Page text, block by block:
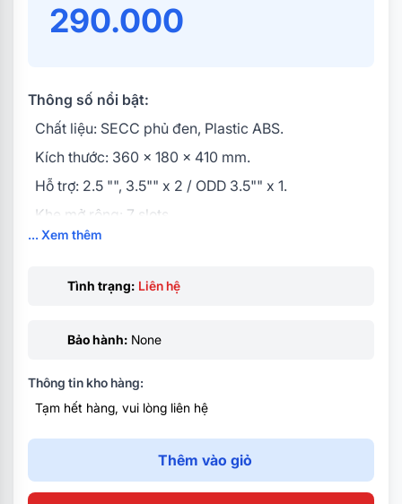
290.000
Thông số nổi bật:
Chất liệu: SECC phủ đen, Plastic ABS.
Kích thước: 360 x 180 x 410 mm.
Hỗ trợ: 2.5 "", 3.5"" x 2 / ODD 3.5"" x 1.
Khe mở rộng: 7 slots.
Hỗ trợ Mainboard: ATX, Micro-ATX, ITX.
Audio)
... Xem thêm
Tình trạng: Liên hệ
Bảo hành: None
Thông tin kho hàng:
Tạm hết hàng, vui lòng liên hệ
Thêm vào giỏ